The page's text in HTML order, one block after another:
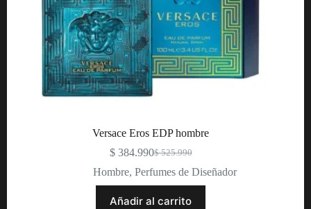
Versace Eros EDP hombre
$525.990
Original
price
was:
$ 525.990.
$384.990Current
price
is:
$ 384.990.
Hombre, Perfumes de Diseñador
Añadir al carrito